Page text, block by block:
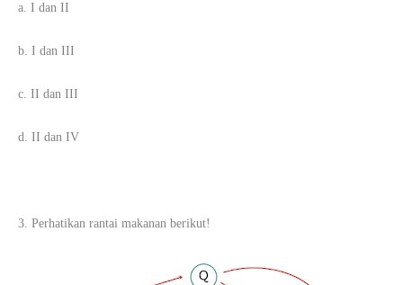
a. I dan II
b. I dan III
c. II dan III
d. II dan IV
3. Perhatikan rantai makanan berikut!